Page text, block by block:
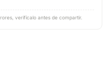
verifícalo antes de compartir.